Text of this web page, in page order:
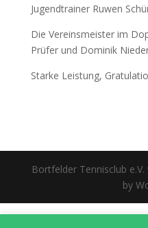
Jugendtrainer Ruwen
Die Vereinsmeister im
Prüfer und Dominik
Starke Leistung,
Bortfelder Tennisclub
by